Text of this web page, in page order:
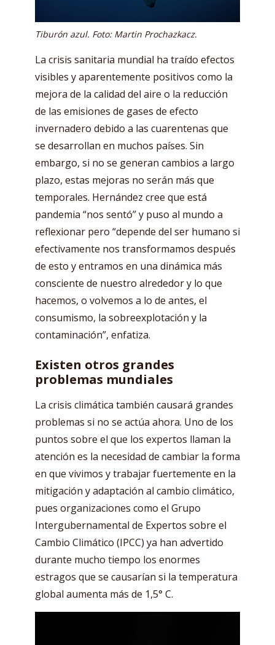
Tiburón azul. Foto: Martin Prochazkacz.
La crisis sanitaria mundial ha traído efectos
visibles y aparentemente positivos como la
mejora de la calidad del aire o la reducción
de las emisiones de gases de efecto
invernadero debido a las cuarentenas que
se desarrollan en muchos países. Sin
embargo, si no se generan cambios a largo
plazo, estas mejoras no serán más que
temporales. Hernández cree que está
pandemia “nos sentó” y puso al mundo a
reflexionar pero “depende del ser humano si
efectivamente nos transformamos después
de esto y entramos en una dinámica más
consciente de nuestro alrededor y lo que
hacemos, o volvemos a lo de antes, el
consumismo, la sobreexplotación y la
contaminación”, enfatiza.
Existen otros grandes
problemas mundiales
La crisis climática también causará grandes
problemas si no se actúa ahora. Uno de los
puntos sobre el que los expertos llaman la
atención es la necesidad de cambiar la forma
en que vivimos y trabajar fuertemente en la
mitigación y adaptación al cambio climático,
pues organizaciones como el Grupo
Intergubernamental de Expertos sobre el
Cambio Climático (IPCC) ya han advertido
durante mucho tiempo los enormes
estragos que se causarían si la temperatura
global aumenta más de 1,5° C.